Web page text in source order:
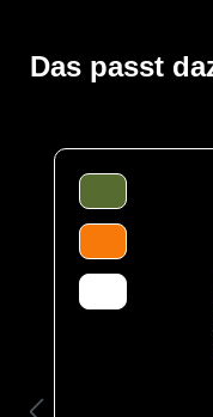
verschiedene
Abseits dessen
Rutschfestigkeit.
Schutzklasse S5,
hervorragenden
scharfe
Stahlsohle), ist
Industrie,
Ein weiteres
Langlebigkeit. Bei
seine chemische
Das passt